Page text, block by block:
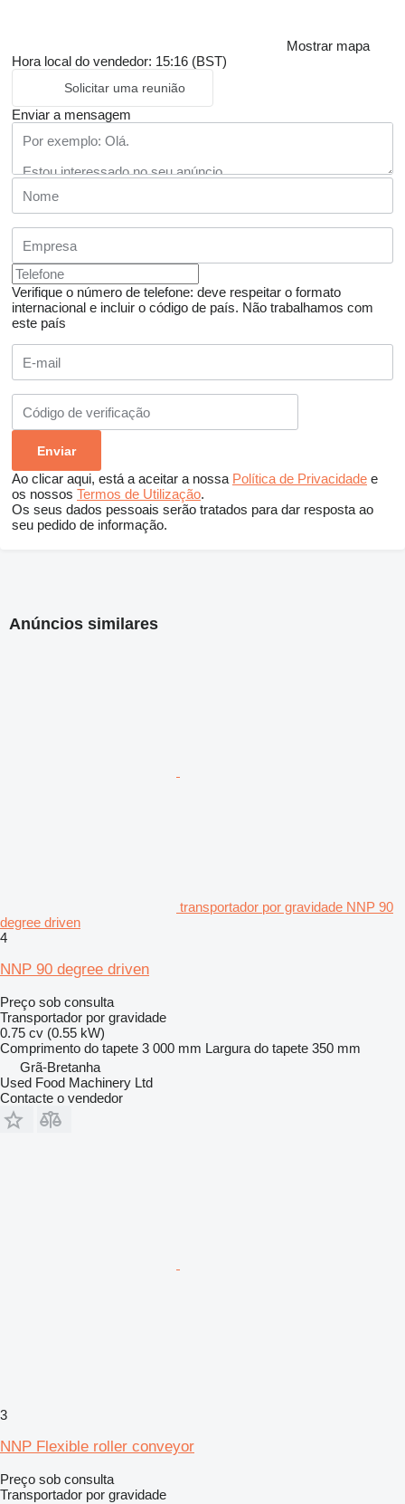
Mostrar mapa
Hora local do vendedor: 15:16 (BST)
Solicitar uma reunião
Enviar a mensagem
Verifique o número de telefone: deve respeitar o formato
internacional e incluir o código de país. Não trabalhamos com
este país
Ao clicar aqui, está a aceitar a nossa Política de Privacidade e
os nossos Termos de Utilização.
Os seus dados pessoais serão tratados para dar resposta ao
seu pedido de informação.
Anúncios similares
transportador por gravidade NNP 90
degree driven
4
NNP 90 degree driven
Preço sob consulta
Transportador por gravidade
0.75 cv (0.55 kW)
Comprimento do tapete 3 000 mm Largura do tapete 350 mm
Grã-Bretanha
Used Food Machinery Ltd
Contacte o vendedor
3
NNP Flexible roller conveyor
Preço sob consulta
Transportador por gravidade